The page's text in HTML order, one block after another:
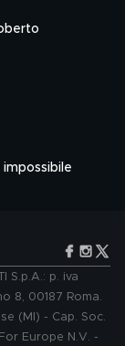
impossibile
S.p.A.: p. iva
8, 00187 Roma.
(MI) - Cap. Soc.
Europe N.V. -